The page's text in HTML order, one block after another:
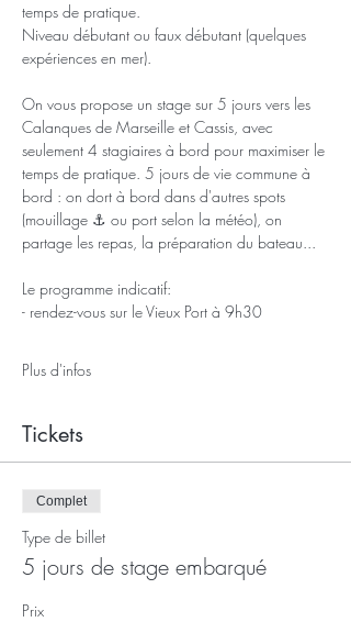
temps de pratique.
Niveau débutant ou faux débutant (quelques
expériences en mer).
On vous propose un stage sur 5 jours vers les
Calanques de Marseille et Cassis, avec
seulement 4 stagiaires à bord pour maximiser le
temps de pratique. 5 jours de vie commune à
bord : on dort à bord dans d'autres spots
(mouillage ⚓ ou port selon la météo), on
partage les repas, la préparation du bateau...
Le programme indicatif:
- rendez-vous sur le Vieux Port à 9h30
Plus d'infos
Tickets
Complet
Type de billet
5 jours de stage embarqué
Prix